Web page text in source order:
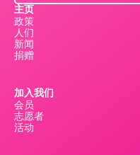
主页
政策
人们
新闻
捐赠
加入我们
会员
志愿者
活动